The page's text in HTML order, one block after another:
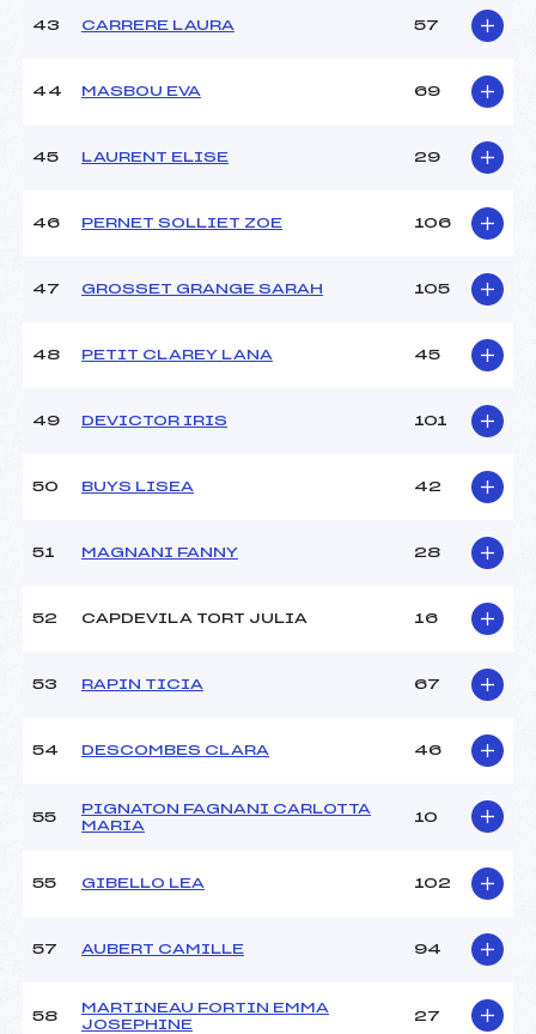
43 CARRERE LAURA 57
44 MASBOU EVA 69
45 LAURENT ELISE 29
46 PERNET SOLLIET ZOE 106
47 GROSSET GRANGE SARAH 105
48 PETIT CLAREY LANA 45
49 DEVICTOR IRIS 101
50 BUYS LISEA 42
51 MAGNANI FANNY 28
52 CAPDEVILA TORT JULIA 16
53 RAPIN TICIA 67
54 DESCOMBES CLARA 46
55
PIGNATON FAGNANI CARLOTTA
MARIA
10
55 GIBELLO LEA 102
57 AUBERT CAMILLE 94
58
MARTINEAU FORTIN EMMA
JOSEPHINE
27